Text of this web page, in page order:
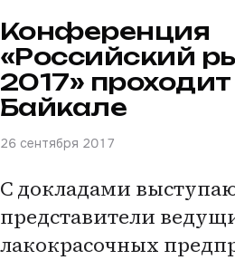
Конференция
«Российский
2017»
Байкале
26 сентября 2017
С докладами
представители
лакокрасочных